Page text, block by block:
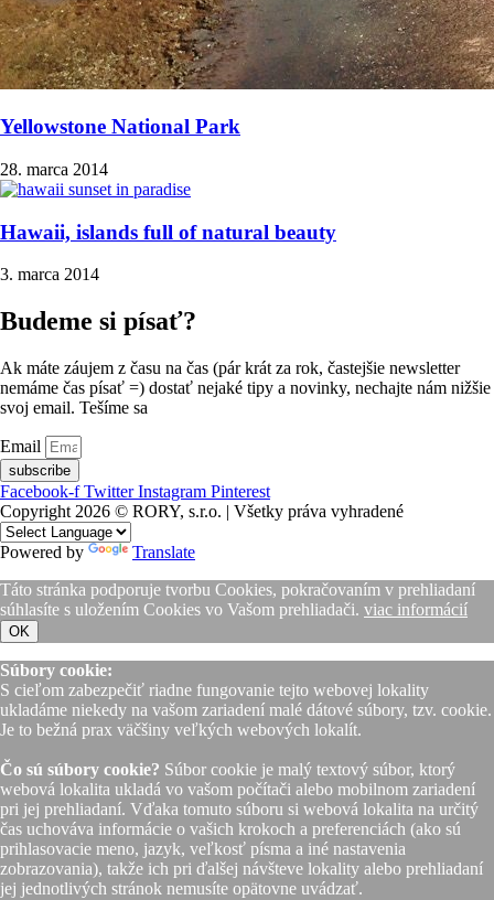
Yellowstone National Park
28. marca 2014
Hawaii, islands full of natural beauty
3. marca 2014
Budeme si písať?
Ak máte záujem z času na čas (pár krát za rok, častejšie newsletter
nemáme čas písať =) dostať nejaké tipy a novinky, nechajte nám nižšie
svoj email. Tešíme sa
Email
subscribe
Facebook-f Twitter Instagram Pinterest
Copyright 2026 © RORY, s.r.o. | Všetky práva vyhradené
Powered by
Translate
Táto stránka podporuje tvorbu Cookies, pokračovaním v prehliadaní
súhlasíte s uložením Cookies vo Vašom prehliadači. viac informácií
OK
Súbory cookie:
S cieľom zabezpečiť riadne fungovanie tejto webovej lokality
ukladáme niekedy na vašom zariadení malé dátové súbory, tzv. cookie.
Je to bežná prax väčšiny veľkých webových lokalít.
Čo sú súbory cookie? Súbor cookie je malý textový súbor, ktorý
webová lokalita ukladá vo vašom počítači alebo mobilnom zariadení
pri jej prehliadaní. Vďaka tomuto súboru si webová lokalita na určitý
čas uchováva informácie o vašich krokoch a preferenciách (ako sú
prihlasovacie meno, jazyk, veľkosť písma a iné nastavenia
zobrazovania), takže ich pri ďalšej návšteve lokality alebo prehliadaní
jej jednotlivých stránok nemusíte opätovne uvádzať.